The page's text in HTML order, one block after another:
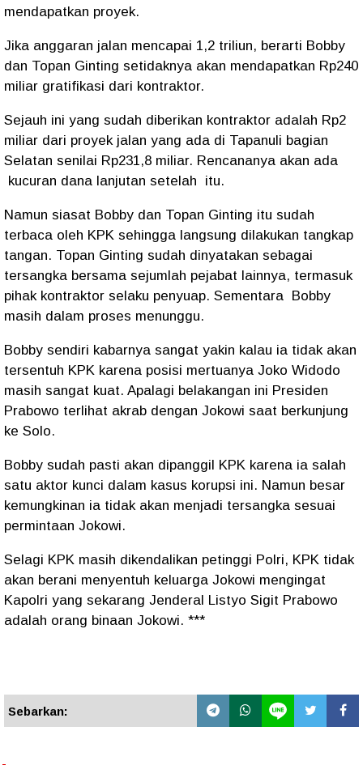
mendapatkan proyek.
Jika anggaran jalan mencapai 1,2 triliun, berarti Bobby
dan Topan Ginting setidaknya akan mendapatkan Rp240
miliar gratifikasi dari kontraktor.
Sejauh ini yang sudah diberikan kontraktor adalah Rp2
miliar dari proyek jalan yang ada di Tapanuli bagian
Selatan senilai Rp231,8 miliar. Rencananya akan ada
kucuran dana lanjutan setelah
itu.
Namun siasat Bobby dan Topan Ginting itu sudah
terbaca oleh KPK sehingga langsung dilakukan tangkap
tangan. Topan Ginting sudah dinyatakan sebagai
tersangka bersama sejumlah pejabat lainnya, termasuk
pihak kontraktor selaku penyuap. Sementara Bobby
masih dalam proses menunggu.
Bobby sendiri kabarnya sangat yakin kalau ia tidak akan
tersentuh KPK karena posisi mertuanya Joko Widodo
masih sangat kuat. Apalagi belakangan ini Presiden
Prabowo terlihat akrab dengan Jokowi saat berkunjung
ke Solo.
Bobby sudah pasti akan dipanggil KPK karena ia salah
satu aktor kunci dalam kasus korupsi ini. Namun besar
kemungkinan ia tidak akan menjadi tersangka sesuai
permintaan Jokowi.
Selagi KPK masih dikendalikan petinggi Polri, KPK tidak
akan berani menyentuh keluarga Jokowi mengingat
Kapolri yang sekarang Jenderal Listyo Sigit Prabowo
adalah orang binaan Jokowi. ***
Sebarkan: